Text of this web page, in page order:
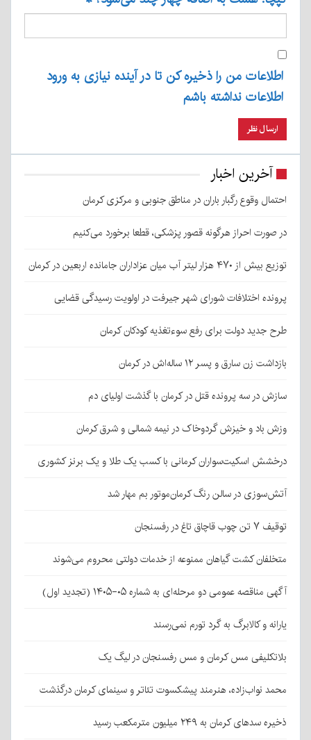
اطلاعات من را ذخیره کن تا در آینده نیازی به ورود
اطلاعات نداشته باشم
آخرین اخبار
احتمال وقوع رگبار باران در مناطق جنوبی و مرکزی کرمان
در صورت احراز هرگونه قصور پزشکی، قطعا برخورد می‌کنیم
توزیع بیش از ۴۷۰ هزار لیتر آب میان عزاداران جامانده اربعین در کرمان
پرونده اختلافات شورای شهر جیرفت در اولویت رسیدگی قضایی
طرح جدید دولت برای رفع سوءتغذیه کودکان کرمان
بازداشت زن سارق و پسر ۱۲ ساله‌اش در کرمان
سازش در سه پرونده قتل در کرمان با گذشت اولیای دم
وزش باد و خیزش گردوخاک در نیمه شمالی و شرق کرمان
درخشش اسکیت‌سواران کرمانی با کسب یک طلا و یک برنز کشوری
آتش‌سوزی در سالن رنگ کرمان‌موتور بم مهار شد
توقیف ۷ تن چوب قاچاق تاغ در رفسنجان
متخلفان کشت گیاهان ممنوعه از خدمات دولتی محروم می‌شوند
آگهی مناقصه عمومی دو مرحله‌ای به شماره ۰۵-۱۴۰۵ (تجدید اول)
یارانه و کالابرگ به گرد تورم نمی‌رسند
بلاتکلیفی مس کرمان و مس رفسنجان در لیگ یک
محمد نواب‌زاده، هنرمند پیشکسوت تئاتر و سینمای کرمان درگذشت
ذخیره سدهای کرمان به ۲۴۹ میلیون مترمکعب رسید